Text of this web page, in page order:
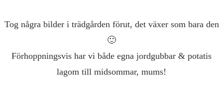
Tog några bilder i trädgården förut, det växer som bara den
🙂
Förhoppningsvis har vi både egna jordgubbar & potatis
lagom till midsommar, mums!